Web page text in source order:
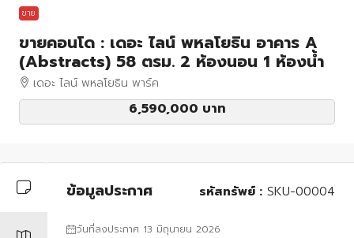
ขาย
ขายคอนโด : เดอะ ไลน์ พหลโยธิน อาคาร A
(Abstracts) 58 ตรม. 2 ห้องนอน 1 ห้องน้ำ
เดอะ ไลน์ พหลโยธิน พาร์ค
6,590,000 บาท
ข้อมูลประกาศ รหัสทรัพย์ : SKU-00004
วันที่ลงประกาศ 13 มิถุนายน 2026